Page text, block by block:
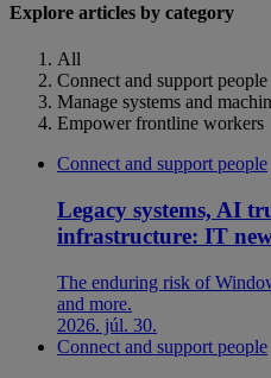
Explore articles by category
All
Connect and support people
Manage systems and
Empower frontline workers
Connect and support people
Legacy systems, AI
infrastructure: IT
The enduring risk of
and more.
2026. júl. 30.
Connect and support people